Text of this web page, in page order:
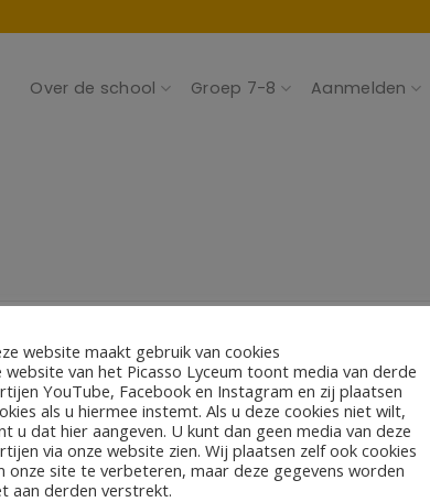
Over de school Groep 7-8 Aanmelden
website maakt gebruik van cookies
website van het Picasso Lyceum toont media van derde
YouTube, Facebook en Instagram en zij plaatsen
als u hiermee instemt. Als u deze cookies niet wilt,
u dat hier aangeven. U kunt dan geen media van deze
via onze website zien. Wij plaatsen zelf ook cookies
onze site te verbeteren, maar deze gegevens worden
aan derden verstrekt.